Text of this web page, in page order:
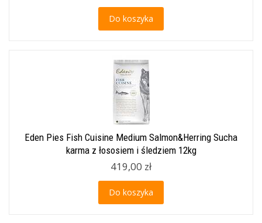
Do koszyka
Eden Pies Fish Cuisine Medium Salmon&Herring Sucha
karma z łososiem i śledziem 12kg
419,00 zł
Do koszyka